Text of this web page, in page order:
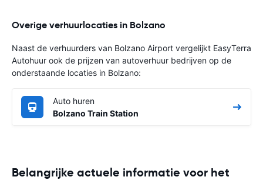
Overige verhuurlocaties in Bolzano
Naast de verhuurders van Bolzano Airport vergelijkt EasyTerra
Autohuur ook de prijzen van autoverhuur bedrijven op de
onderstaande locaties in Bolzano:
Auto huren
Bolzano Train Station
Belangrijke actuele informatie voor het